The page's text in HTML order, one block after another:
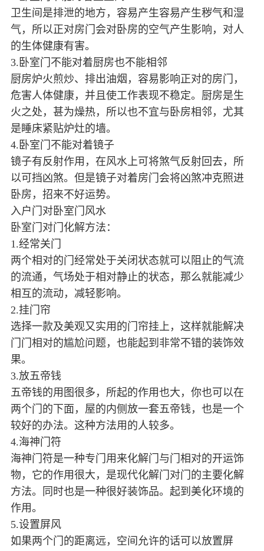
卫生间是排泄的地方，容易产生容易产生秽气和湿
气，所以正对房门会对卧房的空气产生影响，对人
的生体健康有害。
3.卧室门不能对着厨房也不能相邻
厨房炉火煎炒、排出油烟，容易影响正对的房门，
危害人体健康，并且使工作表现不稳定。厨房是生
火之处，甚为燥热，所以也不宜与卧房相邻，尤其
是睡床紧贴炉灶的墙。
4.卧室门不能对着镜子
镜子有反射作用，在风水上可将煞气反射回去，所
以可挡凶煞。但是镜子对着房门会将凶煞冲克照进
卧房，招来不好运势。
入户门对卧室门风水
卧室门对门化解方法：
1.经常关门
两个相对的门经常处于关闭状态就可以阻止的气流
的流通，气场处于相对静止的状态，那么就能减少
相互的流动，减轻影响。
2.挂门帘
选择一款及美观又实用的门帘挂上，这样就能解决
门门相对的尴尬问题，也能起到非常不错的装饰效
果。
3.放五帝钱
五帝钱的用图很多，所起的作用也大，你也可以在
两个门的下面，屋的内侧放一套五帝钱，也是一个
较好的办法。这种方法用的人较多。
4.海神门符
海神门符是一种专门用来化解门与门相对的开运饰
物，它的作用很大，是现代化解门对门的主要化解
方法。同时也是一种很好装饰品。起到美化环境的
作用。
5.设置屏风
如果两个门的距离远，空间允许的话可以放置屏